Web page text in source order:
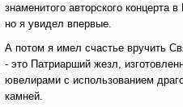
знаменитого авторского
но я увидел впервые.
А потом я имел счастье вручить
- это Патриарший жезл,
ювелирами с использованием
камней.